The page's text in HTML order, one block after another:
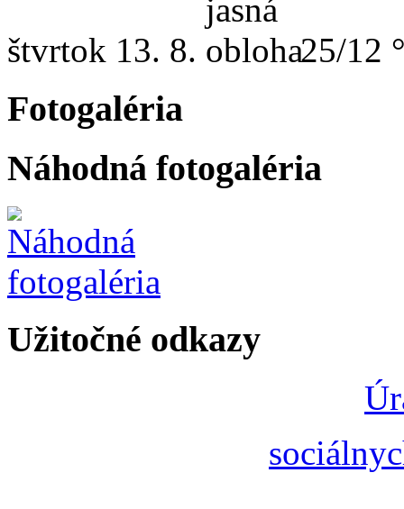
štvrtok 13. 8. 25/12
Fotogaléria
Náhodná fotogaléria
Užitočné odkazy